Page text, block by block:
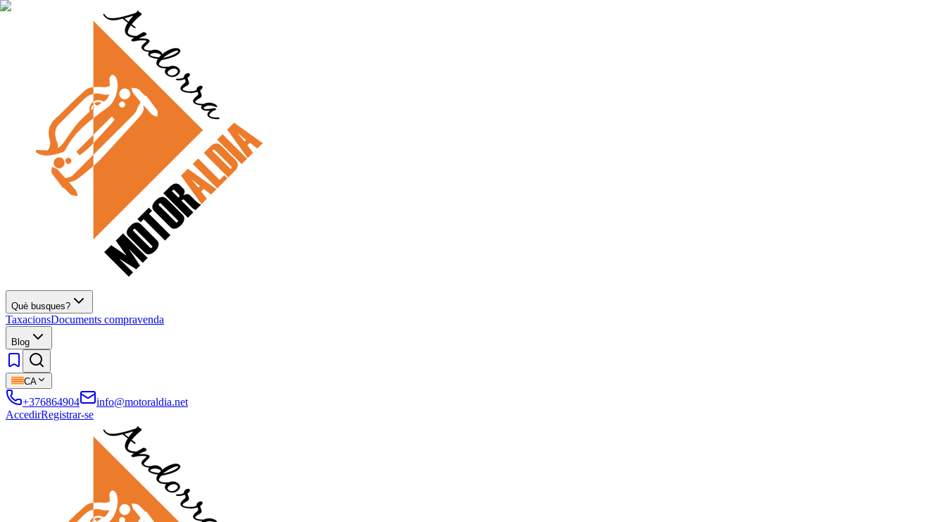
Què busques?
TaxacionsDocuments compravenda
Blog
CA
+376864904
info@motoraldia.net
AccedirRegistrar-se